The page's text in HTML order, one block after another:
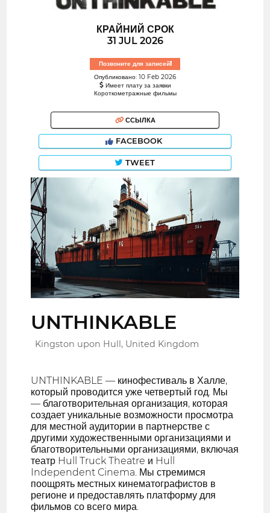
КРАЙНИЙ СРОК
31 JUL 2026
Позвоните для записей!
Опубликовано: 10 Feb 2026
Имеет плату за заявки
Короткометражные фильмы
ССЫЛКА
FACEBOOK
TWEET
UNTHINKABLE
Kingston upon Hull, United Kingdom
UNTHINKABLE — кинофестиваль в Халле,
который проводится уже четвертый год. Мы
— благотворительная организация, которая
создает уникальные возможности просмотра
для местной аудитории в партнерстве с
другими художественными организациями и
благотворительными организациями, включая
театр Hull Truck Theatre и Hull
Independent Cinema. Мы стремимся
поощрять местных кинематографистов в
регионе и предоставлять платформу для
фильмов со всего мира.